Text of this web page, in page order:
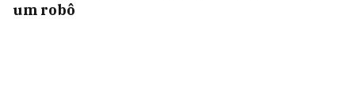
um robô